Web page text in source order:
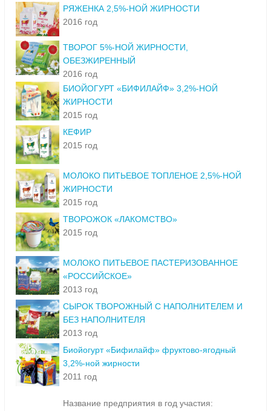
РЯЖЕНКА 2,5%-НОЙ ЖИРНОСТИ
2016 год
ТВОРОГ 5%-НОЙ ЖИРНОСТИ,
ОБЕЗЖИРЕННЫЙ
2016 год
БИОЙОГУРТ «БИФИЛАЙФ» 3,2%-НОЙ
ЖИРНОСТИ
2015 год
КЕФИР
2015 год
МОЛОКО ПИТЬЕВОЕ ТОПЛЕНОЕ 2,5%-НОЙ
ЖИРНОСТИ
2015 год
ТВОРОЖОК «ЛАКОМСТВО»
2015 год
МОЛОКО ПИТЬЕВОЕ ПАСТЕРИЗОВАННОЕ
«РОССИЙСКОЕ»
2013 год
СЫРОК ТВОРОЖНЫЙ С НАПОЛНИТЕЛЕМ И
БЕЗ НАПОЛНИТЕЛЯ
2013 год
Биойогурт «Бифилайф» фруктово-ягодный
3,2%-ной жирности
2011 год
Название предприятия в год участия: